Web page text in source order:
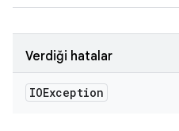
Verdiği hatalar
IOException